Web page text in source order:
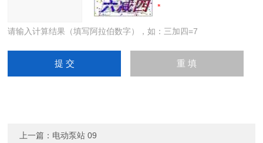
请输入计算结果（填写阿拉伯数字），如：三加四=7
上一篇： 电动泵站 09